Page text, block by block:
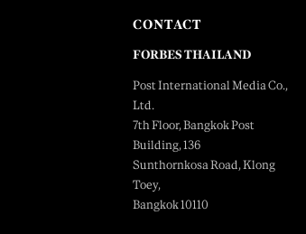
CONTACT
FORBES THAILAND
Post International Media Co.,
Ltd.
7th Floor, Bangkok Post
Building, 136
Sunthornkosa Road, Klong
Toey,
Bangkok 10110